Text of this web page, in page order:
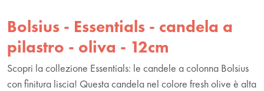
Bolsius - Essentials - candela a
pilastro - oliva - 12cm
Scopri la collezione Essentials: le candele a colonna Bolsius
con finitura liscia! Questa candela nel colore fresh olive è alta